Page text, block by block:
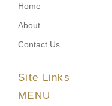
Home
About
Contact Us
Site Links
MENU